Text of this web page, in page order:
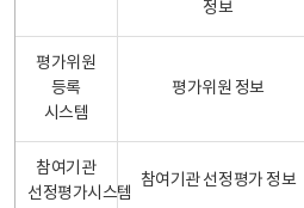
정보
평가위원
등록
시스템
평가위원 정보
참여기관
선정평가시스템
참여기관 선정평가 정보